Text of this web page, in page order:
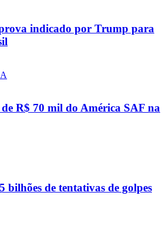
indicado por Trump para
R$ 70 mil do América SAF na
bilhões de tentativas de golpes